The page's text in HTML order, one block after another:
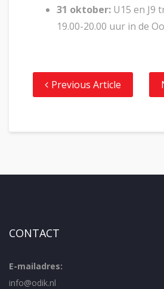
31 oktober: U15 en J9
19.00-20.00 uur in de
Previous Article
CONTACT
E-mailadres:
info@odik.nl